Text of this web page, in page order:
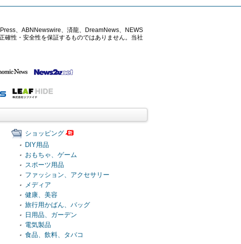
、ABNNewswire、済龍、DreamNews、NEWS
確性・安全性を保証するものではありません。当社
ショッピング
DIY用品
おもちゃ、ゲーム
スポーツ用品
ファッション、アクセサリー
メディア
健康、美容
旅行用かばん、バッグ
日用品、ガーデン
電気製品
食品、飲料、タバコ